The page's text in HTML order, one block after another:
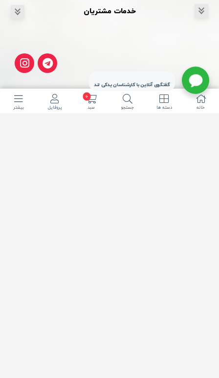
خانه دسته ها جستجو
0
سبد پروفایل بیشتر
خدمات مشتریان
گفتگوی آنلاین با کارشناسان یدکی لند